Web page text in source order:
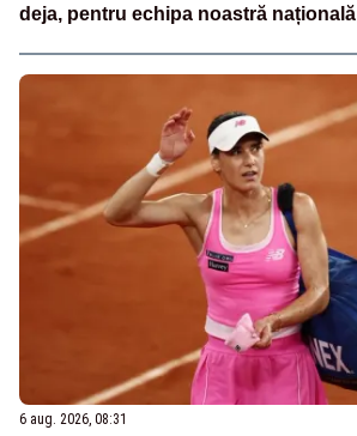
deja, pentru echipa noastră națională
6 aug. 2026, 08:31